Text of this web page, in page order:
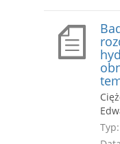
Typ: